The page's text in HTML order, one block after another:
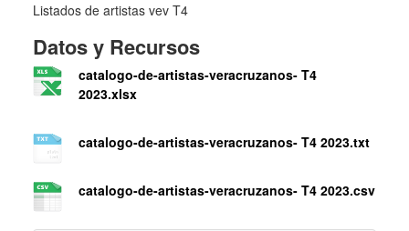
Listados de artistas vev T4
Datos y Recursos
catalogo-de-artistas-veracruzanos- T4
2023.xlsx
catalogo-de-artistas-veracruzanos- T4 2023.txt
catalogo-de-artistas-veracruzanos- T4 2023.csv